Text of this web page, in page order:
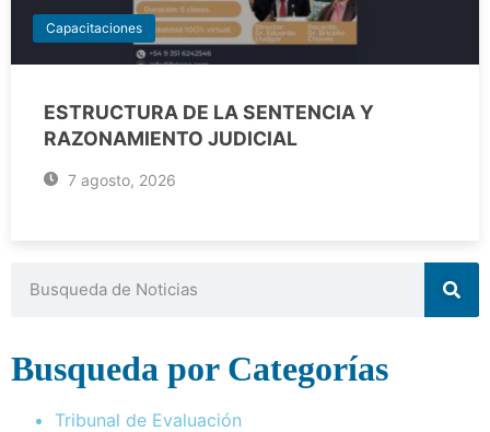
Capacitaciones
ESTRUCTURA DE LA SENTENCIA Y
RAZONAMIENTO JUDICIAL
7 agosto, 2026
Busqueda por Categorías
Tribunal de Evaluación